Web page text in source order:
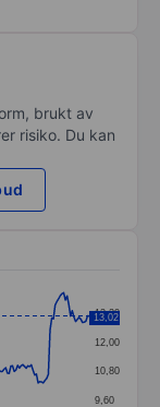
brukt av
risiko. Du kan
Data9,60
10,80
12,00
13,20
13,02